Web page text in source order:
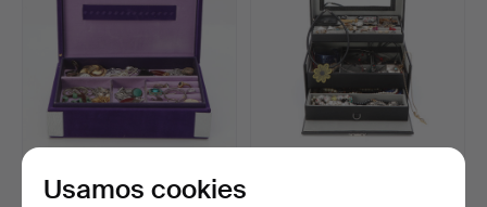
JOYERO CON JOYAS,
Usamos cookies